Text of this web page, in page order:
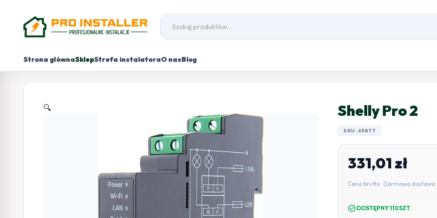
Strona głównaSklepStrefa instalatoraO nasBlog
🔍 Shelly Pro 2
SKU: 65877
331,01 zł
Cena brutto · Darmowa dostawa
check_circle DOSTĘPNY 110SZT.